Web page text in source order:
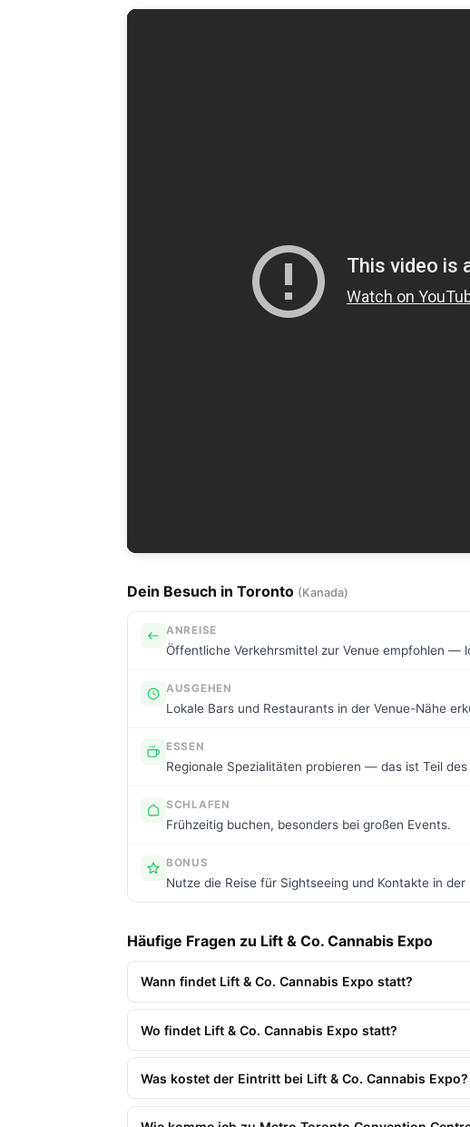
Dein Besuch in Toronto (Kanada)
ANREISE
Öffentliche Verkehrsmittel zur Venue empfohlen —
AUSGEHEN
Lokale Bars und Restaurants in der Venue-Nähe
ESSEN
Regionale Spezialitäten probieren — das ist Teil des
SCHLAFEN
Frühzeitig buchen, besonders bei großen Events.
BONUS
Nutze die Reise für Sightseeing und Kontakte in
Häufige Fragen zu Lift & Co. Cannabis Expo
Wann findet Lift & Co. Cannabis Expo statt?
Wo findet Lift & Co. Cannabis Expo statt?
Was kostet der Eintritt bei Lift & Co. Cannabis Expo?